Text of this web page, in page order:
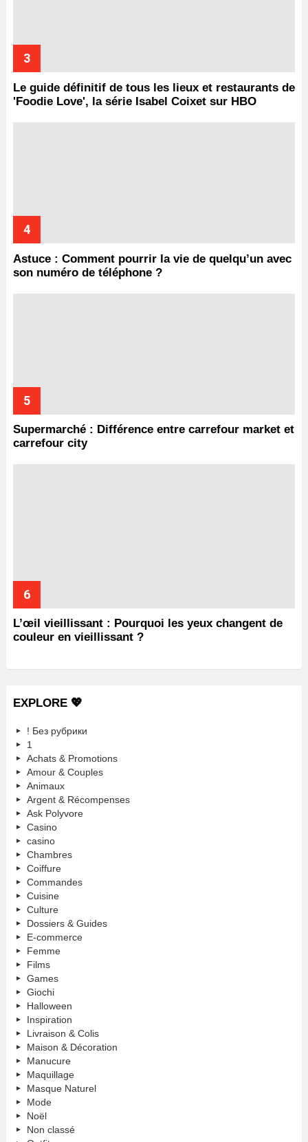
Le guide définitif de tous les lieux et restaurants de
'Foodie Love', la série Isabel Coixet sur HBO
Astuce : Comment pourrir la vie de quelqu’un avec
son numéro de téléphone ?
Supermarché : Différence entre carrefour market et
carrefour city
L’œil vieillissant : Pourquoi les yeux changent de
couleur en vieillissant ?
EXPLORE 💖
! Без рубрики
1
Achats & Promotions
Amour & Couples
Animaux
Argent & Récompenses
Ask Polyvore
Casino
casino
Chambres
Coiffure
Commandes
Cuisine
Culture
Dossiers & Guides
E-commerce
Femme
Films
Games
Giochi
Halloween
Inspiration
Livraison & Colis
Maison & Décoration
Manucure
Maquillage
Masque Naturel
Mode
Noël
Non classé